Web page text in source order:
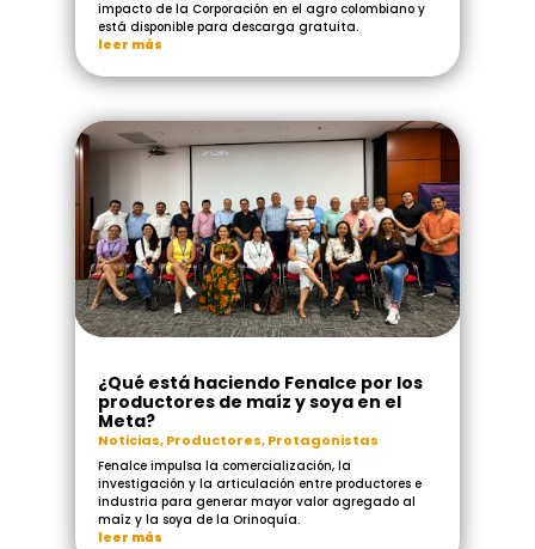
impacto de la Corporación en el agro colombiano y
está disponible para descarga gratuita.
leer más
¿Qué está haciendo Fenalce por los
productores de maíz y soya en el
Meta?
Noticias,Productores,Protagonistas
Fenalce impulsa la comercialización, la
investigación y la articulación entre productores e
industria para generar mayor valor agregado al
maíz y la soya de la Orinoquía.
leer más